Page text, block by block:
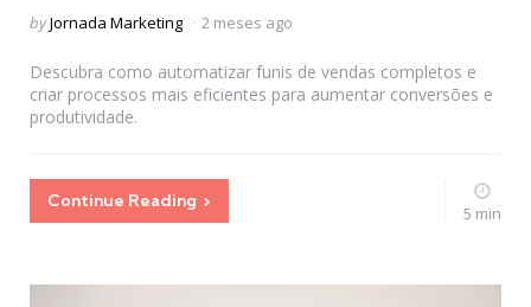
Posted
byJornada Marketing 2 meses ago
Descubra como automatizar funis de vendas completos e
criar processos mais eficientes para aumentar conversões e
produtividade.
Continue Reading
5 min